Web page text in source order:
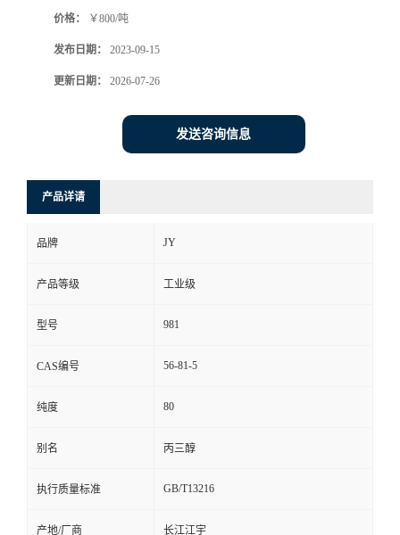
价格： ￥800/吨
发布日期： 2023-09-15
更新日期： 2026-07-26
发送咨询信息
产品详请
品牌 JY
产品等级 工业级
型号 981
CAS编号 56-81-5
纯度 80
别名 丙三醇
执行质量标准 GB/T13216
产地/厂商 长江江宇